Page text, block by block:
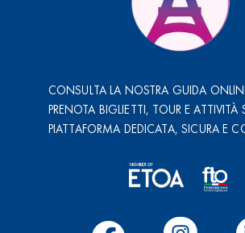
CONSULTA LA NOSTRA GUIDA
PRENOTA BIGLIETTI, TOUR E
PIATTAFORMA DEDICATA, SICURA E